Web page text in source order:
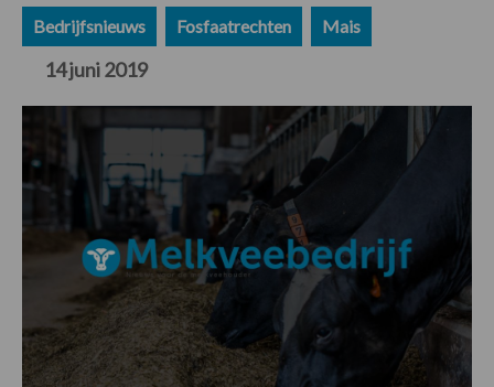
Bedrijfsnieuws Fosfaatrechten Mais
14 juni 2019